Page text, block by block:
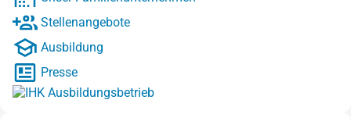
Stellenangebote
Ausbildung
Presse